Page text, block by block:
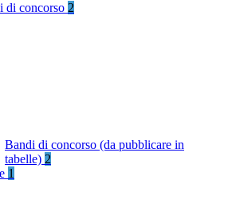
di concorso 2
Bandi di concorso (da pubblicare in
tabelle) 2
1